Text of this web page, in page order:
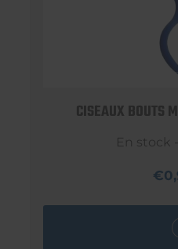
CISEAUX BOUTS
En stock